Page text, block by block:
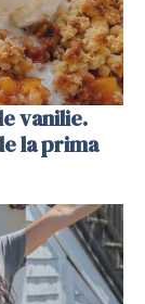
vanilie.
la prima